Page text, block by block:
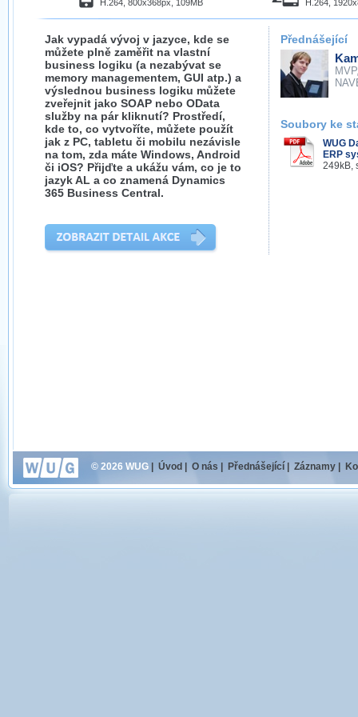
H.264, 800x368px, 109MB H.264,
Jak vypadá vývoj v jazyce, kde se
můžete plně zaměřit na vlastní
business logiku (a nezabývat se
memory managementem, GUI atp.) a
výslednou business logiku můžete
zveřejnit jako SOAP nebo OData
služby na pár kliknutí? Prostředí,
kde to, co vytvoříte, můžete použít
jak z PC, tabletu či mobilu nezávisle
na tom, zda máte Windows, Android
či iOS? Přijďte a ukážu vám, co je to
jazyk AL a co znamená Dynamics
365 Business Central.
Přednášející
Soubory ke
WUG
ERP
249kB,
© 2026 WUG Úvod O nás Přednášející Záznamy